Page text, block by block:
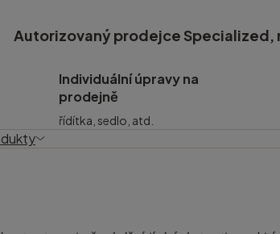
Autorizovaný prodejce Specialized,
Individuální úpravy na
prodejně
řídítka, sedlo, atd.